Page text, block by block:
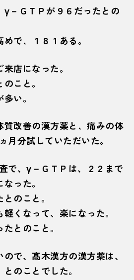
γ－ＧＴＰが９６だったとの
で、１８１ある。
店になった。
こと。
い。
質改善の漢方薬と、痛みの体
月分試していただいた。
で、γ－ＧＴＰは、２２まで
った。
のこと。
くなって、楽になった。
とのこと。
ので、髙木漢方の漢方薬は、
のことでした。